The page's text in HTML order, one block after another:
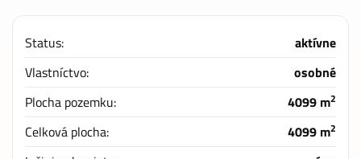
Status:
aktívne
Vlastníctvo:
osobné
Plocha pozemku:
4099 m2
Celková plocha: 4099 m2